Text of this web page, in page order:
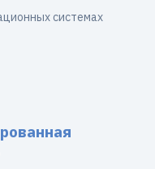
системах